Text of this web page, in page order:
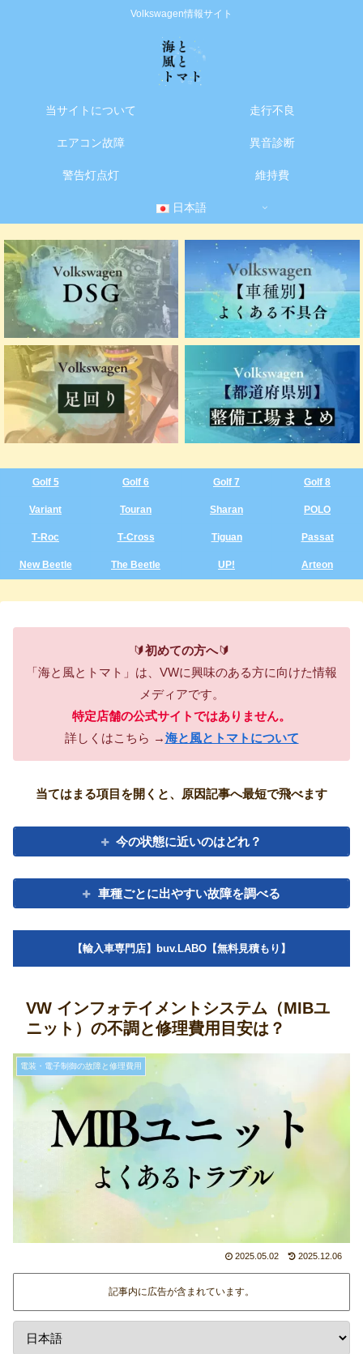
Volkswagen情報サイト
当サイトについて 走行不良
エアコン故障 異音診断
警告灯点灯 維持費
日本語
Golf 5 Golf 6 Golf 7 Golf 8
Variant Touran Sharan POLO
T‑Roc T‑Cross Tiguan Passat
New Beetle The Beetle UP! Arteon
🔰初めての方へ🔰
「海と風とトマト」は、VWに興味のある方に向けた情報
メディアです。
特定店舗の公式サイトではありません。
詳しくはこちら →海と風とトマトについて
当てはまる項目を開くと、原因記事へ最短で飛べます
今の状態に近いのはどれ？
車種ごとに出やすい故障を調べる
【輸入車専門店】buv.LABO【無料見積もり】
VW インフォテイメントシステム（MIBユ
ニット）の不調と修理費用目安は？
電装・電子制御の故障と修理費用
2025.05.02 2025.12.06
記事内に広告が含まれています。